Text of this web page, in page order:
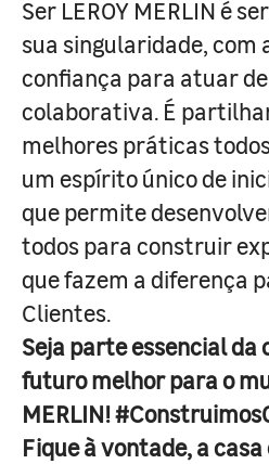
Ser LEROY MERLIN é
sua singularidade, com
confiança para atuar
colaborativa. É
melhores práticas
um espírito único de
que permite
todos para construir
que fazem a diferença
Clientes.
Seja parte essencial da
futuro melhor para o
MERLIN!
Fique à vontade, a casa